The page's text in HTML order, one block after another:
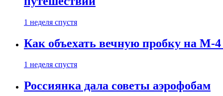
1 неделя спустя
Как объехать вечную пробку на М-
1 неделя спустя
Россиянка дала советы аэрофобам